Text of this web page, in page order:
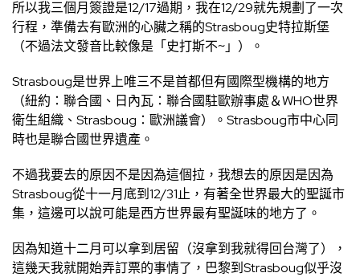
所以我三個月簽證是12/17過期，我在12/29就先規劃了一次
行程，準備去有歐洲的心臟之稱的Strasboug史特拉斯堡
（不過法文發音比較像是「史打斯不~」）。
Strasboug是世界上唯三不是首都但有國際型機構的地方
（紐約：聯合國、日內瓦：聯合國駐歐辦事處＆WHO世界
衛生組織、Strasboug：歐洲議會）。Strasboug市中心同
時也是聯合國世界遺產。
不過我要去的原因不是因為這個拉，我想去的原因是因為
Strasboug從十一月底到12/31止，有著全世界最大的聖誕市
集，這邊可以說可能是西方世界最有聖誕味的地方了。
因為知道十二月可以拿到居留（沒拿到我就得回台灣了），
這幾天我就開始弄訂票的事情了，巴黎到Strasboug似乎沒